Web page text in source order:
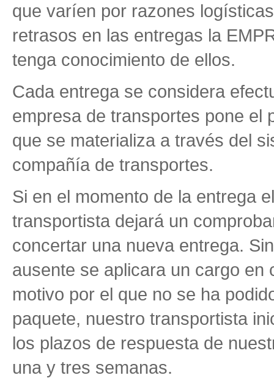
que varíen por razones
retrasos en las entregas la
tenga conocimiento de ellos.
Cada entrega se considera
empresa de transportes pone el
que se materializa a través del
compañía de transportes.
Si en el momento de la entrega
transportista dejará un
concertar una nueva entrega.
ausente se aplicara un cargo en
motivo por el que no se ha
paquete, nuestro transportista
los plazos de respuesta de
una y tres semanas.